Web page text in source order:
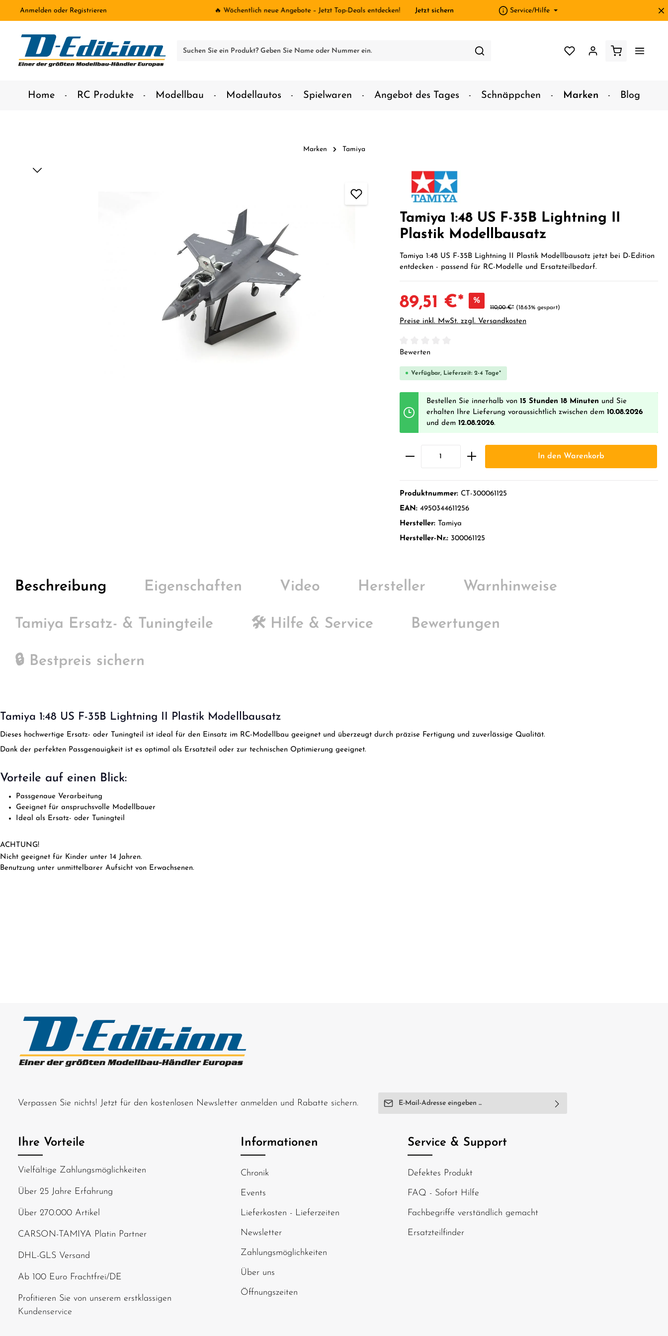
springen
Anmelden oder Registrieren 🔥 Wöchentlich neue Angebote – Jetzt Top-Deals entdecken! Jetzt sichern Service/Hilfe
Home RC Produkte Modellbau Modellautos Spielwaren Angebot des Tages Schnäppchen Marken Blog
Marken Tamiya
Tamiya 1:48 US F-35B Lightning II
Plastik Modellbausatz
Tamiya 1:48 US F-35B Lightning II Plastik Modellbausatz jetzt bei D-Edition
entdecken - passend für RC-Modelle und Ersatzteilbedarf.
89,51 €* %
110,00 €* (18.63% gespart)
Preise inkl. MwSt. zzgl. Versandkosten
Durchschnittliche Bewertung von 0 von 5 Sternen
Bewerten
Verfügbar, Lieferzeit: 2-4 Tage*
Bestellen Sie innerhalb von 15 Stunden 18 Minuten und Sie
erhalten Ihre Lieferung voraussichtlich zwischen dem 10.08.2026
und dem 12.08.2026.
In den Warenkorb
Produktnummer: CT-300061125
EAN: 4950344611256
Hersteller: Tamiya
Hersteller-Nr.: 300061125
Beschreibung Eigenschaften Video Hersteller Warnhinweise
Tamiya Ersatz- & Tuningteile 🛠️ Hilfe & Service Bewertungen
🔒 Bestpreis sichern
Tamiya 1:48 US F-35B Lightning II Plastik Modellbausatz
Dieses hochwertige Ersatz- oder Tuningteil ist ideal für den Einsatz im RC-Modellbau geeignet und überzeugt durch präzise Fertigung und zuverlässige Qualität.
Dank der perfekten Passgenauigkeit ist es optimal als Ersatzteil oder zur technischen Optimierung geeignet.
Vorteile auf einen Blick:
Passgenaue Verarbeitung
Geeignet für anspruchsvolle Modellbauer
Ideal als Ersatz- oder Tuningteil
ACHTUNG!
Nicht geeignet für Kinder unter 14 Jahren.
Benutzung unter unmittelbarer Aufsicht von Erwachsenen.
Verpassen Sie nichts! Jetzt für den kostenlosen Newsletter anmelden und Rabatte sichern. E-Mail-Adresse*
einverstanden.
abgebildeten Zeichen ein*
Ihre Vorteile
Vielfältige Zahlungsmöglichkeiten
Über 25 Jahre Erfahrung
Über 270.000 Artikel
CARSON-TAMIYA Platin Partner
DHL-GLS Versand
Ab 100 Euro Frachtfrei/DE
Profitieren Sie von unserem erstklassigen
Kundenservice
Informationen
Chronik
Events
Lieferkosten - Lieferzeiten
Newsletter
Zahlungsmöglichkeiten
Über uns
Öffnungszeiten
Service & Support
Defektes Produkt
FAQ - Sofort Hilfe
Fachbegriffe verständlich gemacht
Ersatzteilfinder